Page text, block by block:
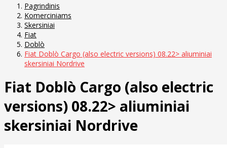
Pagrindinis
Komerciniams
Skersiniai
Fiat
Doblò
Fiat Doblò Cargo (also electric versions) 08.22> aliuminiai
skersiniai Nordrive
Fiat Doblò Cargo (also electric
versions) 08.22> aliuminiai
skersiniai Nordrive